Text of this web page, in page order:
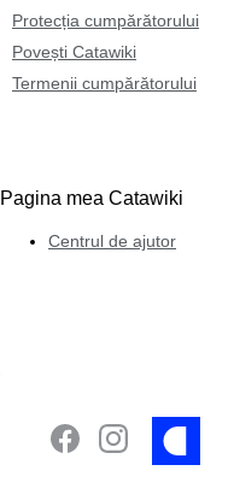
Protecția cumpărătorului
Povești Catawiki
Termenii cumpărătorului
Pagina mea Catawiki
Centrul de ajutor